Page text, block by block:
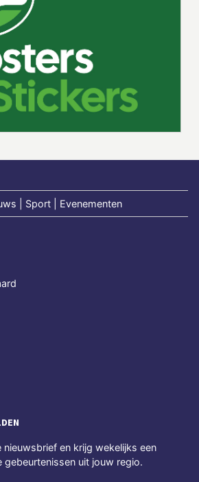
| Sport | Evenementen
nieuwsbrief en krijg wekelijks een
gebeurtenissen uit jouw regio.